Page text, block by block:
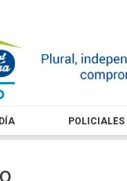
POLICIALES